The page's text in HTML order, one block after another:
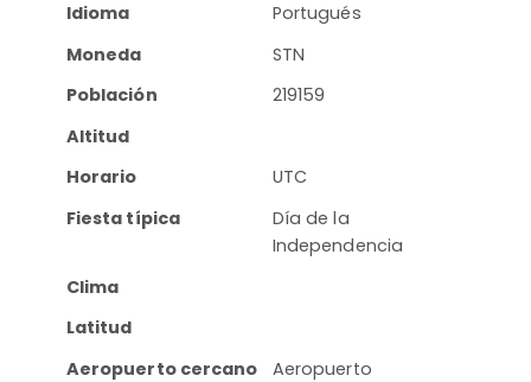
Idioma
Portugués
Moneda
STN
Población
219159
Altitud
Horario
UTC
Fiesta típica
Día de la
Independencia
Clima
Latitud
Aeropuerto cercano
Aeropuerto